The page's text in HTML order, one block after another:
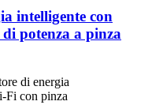
intelligente con
potenza a pinza
di energia
Fi con pinza